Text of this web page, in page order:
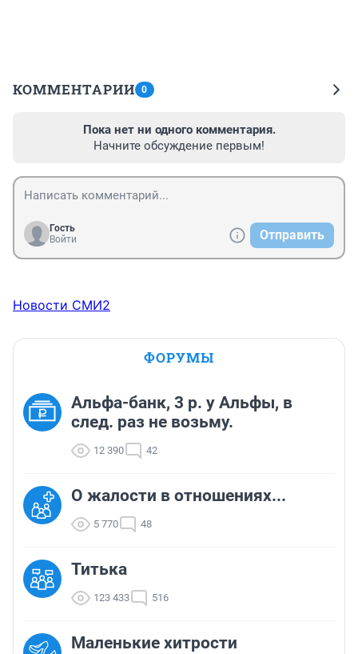
КОММЕНТАРИИ 0
Пока нет ни одного комментария.
Начните обсуждение первым!
Гость
Войти
Отправить
Новости СМИ2
ФОРУМЫ
Альфа-банк, 3 р. у Альфы, в
след. раз не возьму.
12 390 42
О жалости в отношениях...
5 770 48
Титька
123 433 516
Маленькие хитрости